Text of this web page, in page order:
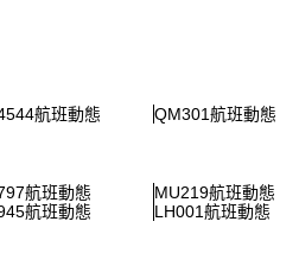
航班動態 QM301航班動態
航班動態 MU219航班動態
航班動態 LH001航班動態